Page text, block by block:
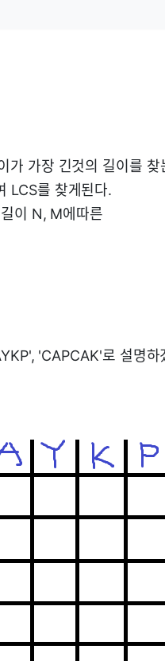
가 가장 긴것의 길이를 찾
LCS를 찾게된다.
이 N, M에따른
'CAPCAK'로 설명하